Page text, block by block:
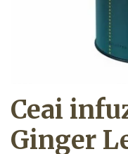
Ceai
Ginger